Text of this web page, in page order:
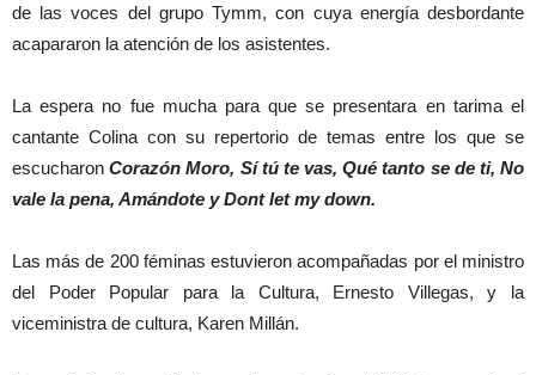
de las voces del grupo Tymm, con cuya energía desbordante
acapararon la atención de los asistentes.
La espera no fue mucha para que se presentara en tarima el
cantante Colina con su repertorio de temas entre los que se
escucharon Corazón Moro, Sí tú te vas, Qué tanto se de ti, No
vale la pena, Amándote y Dont let my down.
Las más de 200 féminas estuvieron acompañadas por el ministro
del Poder Popular para la Cultura, Ernesto Villegas, y la
viceministra de cultura, Karen Millán.